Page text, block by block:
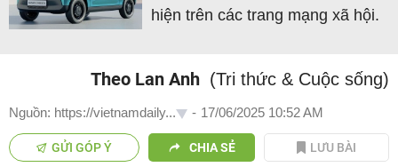
hiện trên các trang mạng xã hội.
Theo Lan Anh (Tri thức & Cuộc sống)
Nguồn: https://vietnamdaily... - 17/06/2025 10:52 AM
GỬI GÓP Ý CHIA SẺ LƯU BÀI